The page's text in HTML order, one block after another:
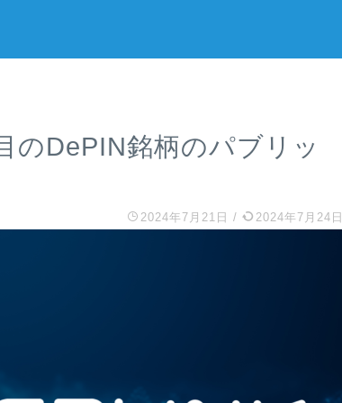
のDePIN銘柄のパブリッ
2024年7月21日 / 2024年7月24日